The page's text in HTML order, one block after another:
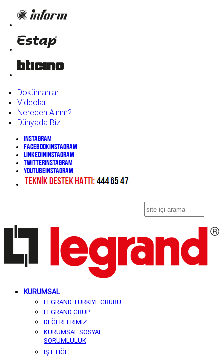
Dokümanlar
Videolar
Nereden Alırım?
Dünyada Biz
Instagram
Facebook Instagram
Linkedin Instagram
Twitter Instagram
YouTube Instagram
KURUMSAL
LEGRAND TÜRKİYE GRUBU
LEGRAND GRUP
DEĞERLERİMİZ
KURUMSAL SOSYAL
SORUMLULUK
İŞ ETİĞİ